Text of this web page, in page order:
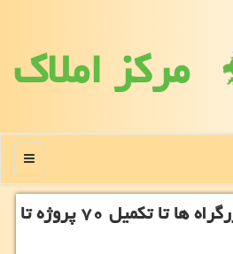
مركز املاك
منو
از تعویض آسفالت بزرگراه ها تا تكمیل ۷۰ پروژه تا